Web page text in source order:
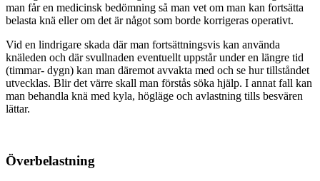
man får en medicinsk bedömning så man vet om man kan fortsätta
belasta knä eller om det är något som borde korrigeras operativt.
Vid en lindrigare skada där man fortsättningsvis kan använda
knäleden och där svullnaden eventuellt uppstår under en längre tid
(timmar- dygn) kan man däremot avvakta med och se hur tillståndet
utvecklas. Blir det värre skall man förstås söka hjälp. I annat fall kan
man behandla knä med kyla, högläge och avlastning tills besvären
lättar.
Överbelastning